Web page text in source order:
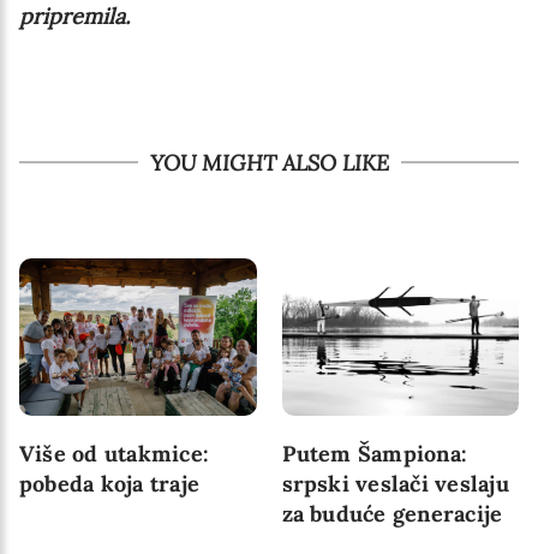
pripremila.
YOU MIGHT ALSO LIKE
Više od utakmice:
pobeda koja traje
Putem Šampiona:
srpski veslači veslaju
za buduće generacije